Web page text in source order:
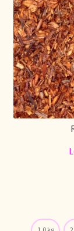
Surtido
Terms and
Über uns
Unsere Vision
Verzenden en